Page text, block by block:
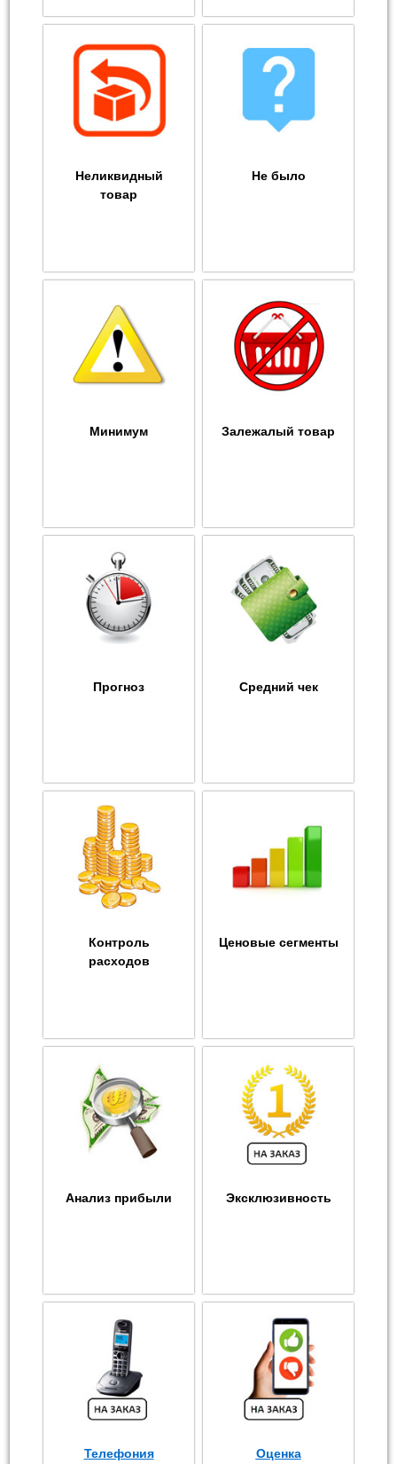
Неликвидный
товар
Не было
Минимум Залежалый товар
Прогноз Средний чек
Контроль
расходов
Ценовые сегменты
Анализ прибыли Эксклюзивность
Телефония
Оценка